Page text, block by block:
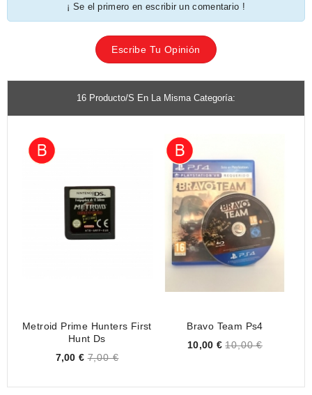
¡ Se el primero en escribir un comentario !
Escribe Tu Opinión
16 Producto/s En La Misma Categoría:
Metroid Prime Hunters First
Hunt Ds
Price
7,00 € 7,00 €
Bravo Team Ps4
Price
10,00 € 10,00 €